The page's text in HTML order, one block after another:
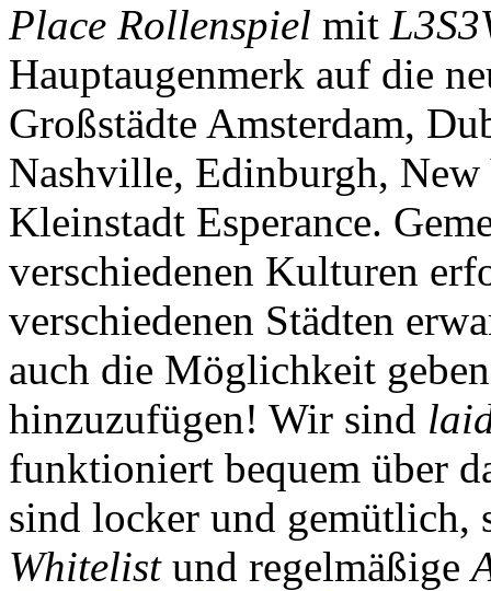
Place Rollenspiel mit
Hauptaugenmerk auf die
Großstädte Amsterdam,
Nashville, Edinburgh,
Kleinstadt Esperance.
verschiedenen Kulturen
verschiedenen Städten
auch die Möglichkeit
hinzuzufügen! Wir sind
funktioniert bequem über
sind locker und gemütlich,
Whitelistund regelmäßige